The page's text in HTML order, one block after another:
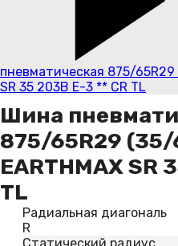
пневматическая 875/65R29
SR 35 203B E-3 ** CR TL
Шина
875/65R29 (35/
EARTHMAX SR
TL
Радиальная диагональ
R